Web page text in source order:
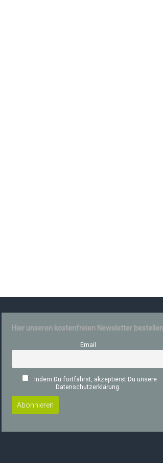
Hier unseren kostenfreien Newsletter
Email
Indem Du fortfährst, akzeptierst Du unsere
Datenschutzerklärung.